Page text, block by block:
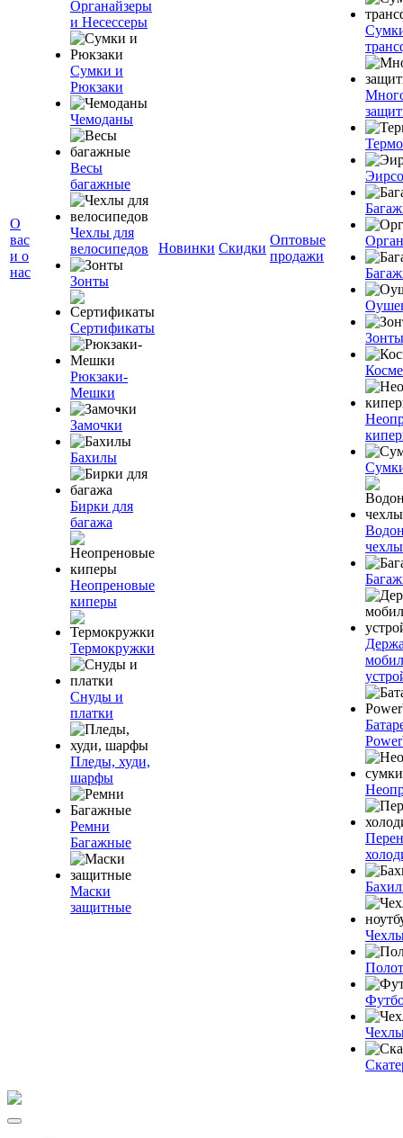
О
вас
и о
нас
Органайзеры
и Несессеры
Сумки и
Рюкзаки
Чемоданы
Весы
багажные
Чехлы для
велосипедов
Зонты
Сертификаты
Рюкзаки-
Мешки
Замочки
Бахилы
Бирки для
багажа
Неопреновые
киперы
Термокружки
Снуды и
платки
Пледы, худи,
шарфы
Ремни
Багажные
Маски
защитные
Новинки Скидки
Оптовые
продажи
Зонты